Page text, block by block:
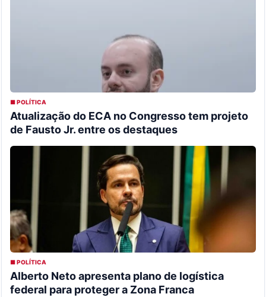
■ POLÍTICA
Atualização do ECA no Congresso tem projeto
de Fausto Jr. entre os destaques
■ POLÍTICA
Alberto Neto apresenta plano de logística
federal para proteger a Zona Franca